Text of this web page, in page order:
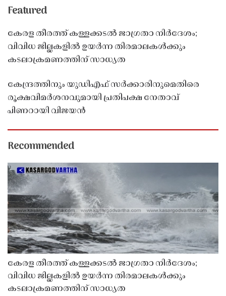
Featured
കേരള തീരത്ത് കള്ളക്കടൽ ജാഗ്രതാ നിർദേശം;
വിവിധ ജില്ലകളിൽ ഉയർന്ന തിരമാലകൾക്കും
കടലാക്രമണത്തിന് സാധ്യത
കേന്ദ്രത്തിനും യുഡിഎഫ് സർക്കാരിനുമെതിരെ
രൂക്ഷവിമർശനവുമായി പ്രതിപക്ഷ നേതാവ്
പിണറായി വിജയൻ
Recommended
കേരള തീരത്ത് കള്ളക്കടൽ ജാഗ്രതാ നിർദേശം;
വിവിധ ജില്ലകളിൽ ഉയർന്ന തിരമാലകൾക്കും
കടലാക്രമണത്തിന് സാധ്യത